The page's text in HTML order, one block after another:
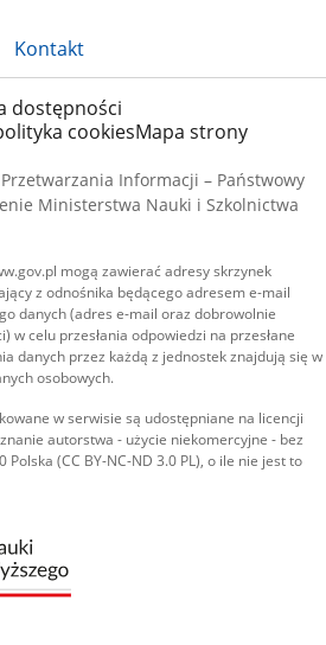
Kontakt
dostępności
cookiesMapa strony
Informacji – Państwowy
Ministerstwa Nauki i Szkolnictwa
mogą zawierać adresy skrzynek
z odnośnika będącego adresem e-mail
danych (adres e-mail oraz dobrowolnie
w celu przesłania odpowiedzi na przesłane
danych przez każdą z jednostek znajdują się w
osobowych.
w serwisie są udostępniane na licencji
autorstwa - użycie niekomercyjne - bez
Polska (CC BY-NC-ND 3.0 PL), o ile nie jest to